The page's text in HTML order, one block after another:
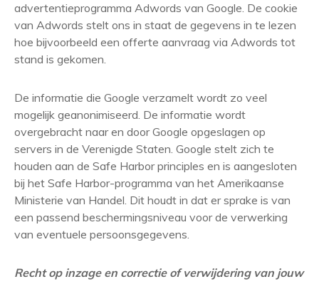
advertentieprogramma Adwords van Google. De cookie
van Adwords stelt ons in staat de gegevens in te lezen
hoe bijvoorbeeld een offerte aanvraag via Adwords tot
stand is gekomen.
De informatie die Google verzamelt wordt zo veel
mogelijk geanonimiseerd. De informatie wordt
overgebracht naar en door Google opgeslagen op
servers in de Verenigde Staten. Google stelt zich te
houden aan de Safe Harbor principles en is aangesloten
bij het Safe Harbor-programma van het Amerikaanse
Ministerie van Handel. Dit houdt in dat er sprake is van
een passend beschermingsniveau voor de verwerking
van eventuele persoonsgegevens.
Recht op inzage en correctie of verwijdering van jouw